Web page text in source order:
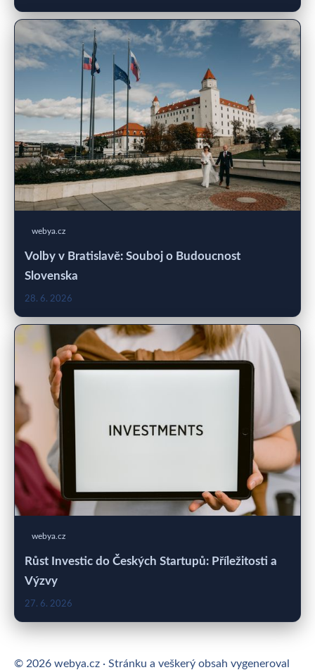
webya.cz
Volby v Bratislavě: Souboj o Budoucnost
Slovenska
28. 6. 2026
webya.cz
Růst Investic do Českých Startupů: Příležitosti a
Výzvy
27. 6. 2026
© 2026 webya.cz · Stránku a veškerý obsah vygeneroval